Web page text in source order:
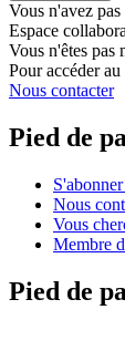
Vous n'avez
Espace
Vous n'êtes pas
Pour accéder
Nous contacter
Pied de
Nous
Vous
Membre
Pied de